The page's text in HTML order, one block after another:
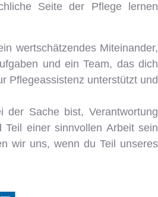
Seite der Pflege lernen
wertschätzendes Miteinander,
und ein Team, das dich
Pflegeassistenz unterstützt und
Sache bist, Verantwortung
Teil einer sinnvollen Arbeit sein
wir uns, wenn du Teil unseres